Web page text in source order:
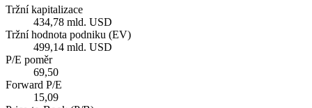
Tržní kapitalizace
434,78 mld. USD
Tržní hodnota podniku (EV)
499,14 mld. USD
P/E poměr
69,50
Forward P/E
15,09